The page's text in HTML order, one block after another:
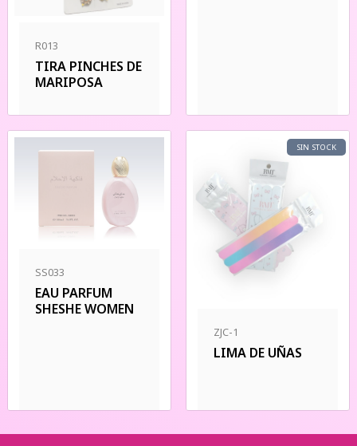
R013
TIRA PINCHES DE
MARIPOSA
SS033
EAU PARFUM
SHESHE WOMEN
SIN STOCK
ZJC-1
LIMA DE UÑAS